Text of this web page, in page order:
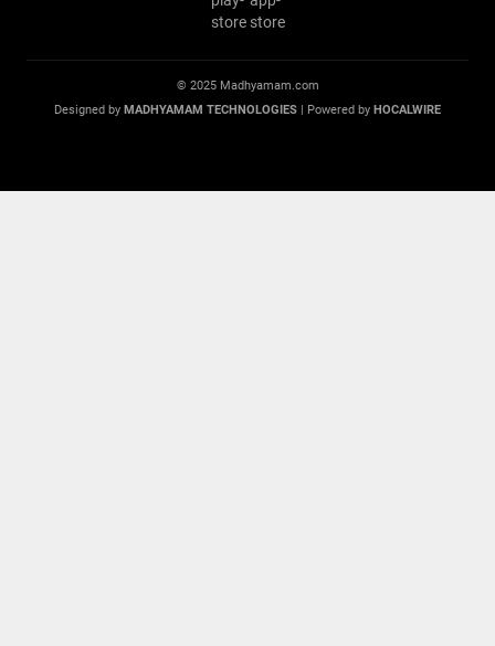
© 2025 Madhyamam.com
Designed by MADHYAMAM TECHNOLOGIES | Powered by HOCALWIRE